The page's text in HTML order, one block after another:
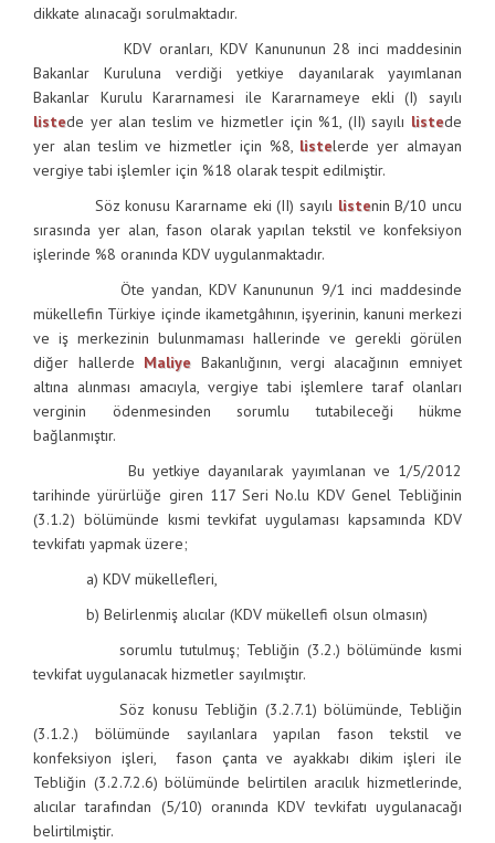
dikkate alınacağı sorulmaktadır.
KDV oranları, KDV Kanununun 28 inci maddesinin
Bakanlar Kuruluna verdiği yetkiye dayanılarak yayımlanan
Bakanlar Kurulu Kararnamesi ile Kararnameye ekli (I) sayılı
listede yer alan teslim ve hizmetler için %1, (II) sayılı listede
yer alan teslim ve hizmetler için %8, listelerde yer almayan
vergiye tabi işlemler için %18 olarak tespit edilmiştir.
Söz konusu Kararname eki (II) sayılı listenin B/10 uncu
sırasında yer alan, fason olarak yapılan tekstil ve konfeksiyon
işlerinde %8 oranında KDV uygulanmaktadır.
Öte yandan, KDV Kanununun 9/1 inci maddesinde
mükellefin Türkiye içinde ikametgâhının, işyerinin, kanuni merkezi
ve iş merkezinin bulunmaması hallerinde ve gerekli görülen
diğer hallerde Maliye Bakanlığının, vergi alacağının emniyet
altına alınması amacıyla, vergiye tabi işlemlere taraf olanları
verginin ödenmesinden sorumlu tutabileceği hükme
bağlanmıştır.
Bu yetkiye dayanılarak yayımlanan ve 1/5/2012
tarihinde yürürlüğe giren 117 Seri No.lu KDV Genel Tebliğinin
(3.1.2) bölümünde kısmi tevkifat uygulaması kapsamında KDV
tevkifatı yapmak üzere;
a) KDV mükellefleri,
b) Belirlenmiş alıcılar (KDV mükellefi olsun olmasın)
sorumlu tutulmuş; Tebliğin (3.2.) bölümünde kısmi
tevkifat uygulanacak hizmetler sayılmıştır.
Söz konusu Tebliğin (3.2.7.1) bölümünde, Tebliğin
(3.1.2.) bölümünde sayılanlara yapılan fason tekstil ve
konfeksiyon işleri, fason çanta ve ayakkabı dikim işleri ile
Tebliğin (3.2.7.2.6) bölümünde belirtilen aracılık hizmetlerinde,
alıcılar tarafından (5/10) oranında KDV tevkifatı uygulanacağı
belirtilmiştir.